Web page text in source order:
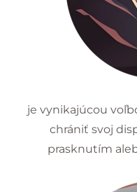
je vynikajúcou
chrániť svoj
prasknutím